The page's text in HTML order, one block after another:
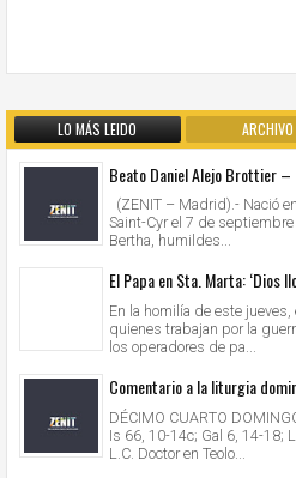
LO MÁS LEIDO ARCHIVO
Beato Daniel Alejo Brottier
(ZENIT – Madrid).- Nació
Saint-Cyr el 7 de
Bertha, humildes...
El Papa en Sta. Marta: ‘Dios
En la homilía de este
quienes trabajan por la
los operadores de pa...
Comentario a la liturgia
DÉCIMO CUARTO
Is 66, 10-14c; Gal 6, 14-18;
L.C. Doctor en Teolo...